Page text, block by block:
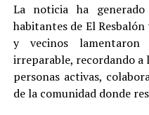
La noticia ha
habitantes de El
y vecinos lamentaron
irreparable, recordando a
personas activas,
de la comunidad donde